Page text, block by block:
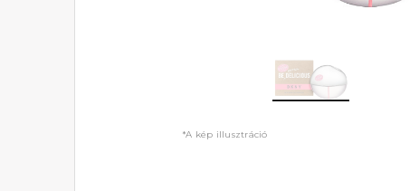
*A kép illusztráció